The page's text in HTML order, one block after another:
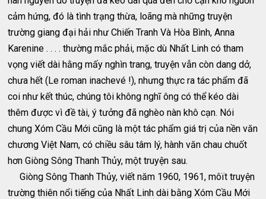
cảm hứng, đó là tình trạng thừa, loãng mà những truyện
trường giang đại hải như Chiến Tranh Và Hòa Bình, Anna
Karenine . . . . thường mắc phải, mặc dù Nhất Linh có tham
vọng viết dài hằng mấy nghìn trang, truyện vẫn còn dang dở,
chưa hết (Le roman inachevé !), nhưng thực ra tác phẩm đã
coi như kết thúc, chúng tôi không nghĩ ông có thể kéo dài
thêm được vì đề tài, ý tưởng đã nghèo nàn khô cạn. Nói
chung Xóm Cầu Mới cũng là một tác phẩm giá trị của nền văn
chương Việt Nam, có chiều sâu tâm lý, hành văn chau chuốt
hơn Giòng Sông Thanh Thủy, một truyện sau.
Giòng Sông Thanh Thủy, viết năm 1960, 1961, môït truyện
trường thiên nổi tiếng của Nhất Linh dài bằng Xóm Cầu Mới